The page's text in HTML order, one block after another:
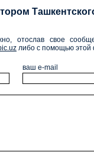
отослав свое
либо с помощью
ваш е-mail